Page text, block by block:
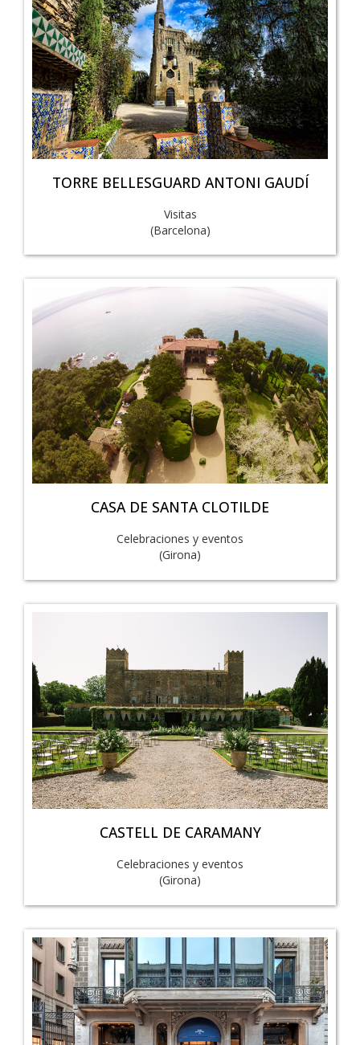
TORRE BELLESGUARD ANTONI GAUDÍ
Visitas
(Barcelona)
CASA DE SANTA CLOTILDE
Celebraciones y eventos
(Girona)
CASTELL DE CARAMANY
Celebraciones y eventos
(Girona)